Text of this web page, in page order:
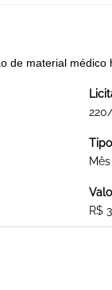
de material
Mês
R$